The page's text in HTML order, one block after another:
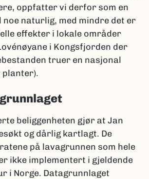
oppfatter vi derfor som en
naturlig, med mindre det er
effekter i lokale områder
i Kongsfjorden der
truer en nasjonal
beliggenheten gjør at Jan
og dårlig kartlagt. De
på lavagrunnen som hele
ikke implementert i gjeldende
i Norge. Datagrunnlaget